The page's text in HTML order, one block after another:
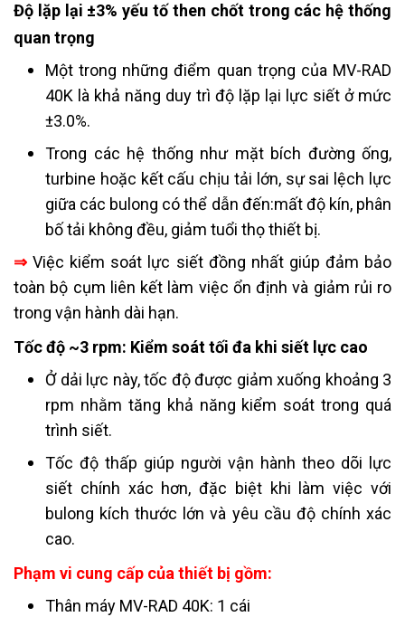
Độ lặp lại ±3% yếu tố then chốt trong các hệ thống
quan trọng
Một trong những điểm quan trọng của MV-RAD
40K là khả năng duy trì độ lặp lại lực siết ở mức
±3.0%.
Trong các hệ thống như mặt bích đường ống,
turbine hoặc kết cấu chịu tải lớn, sự sai lệch lực
giữa các bulong có thể dẫn đến:mất độ kín, phân
bố tải không đều, giảm tuổi thọ thiết bị.
⇒ Việc kiểm soát lực siết đồng nhất giúp đảm bảo
toàn bộ cụm liên kết làm việc ổn định và giảm rủi ro
trong vận hành dài hạn.
Tốc độ ~3 rpm: Kiểm soát tối đa khi siết lực cao
Ở dải lực này, tốc độ được giảm xuống khoảng 3
rpm nhằm tăng khả năng kiểm soát trong quá
trình siết.
Tốc độ thấp giúp người vận hành theo dõi lực
siết chính xác hơn, đặc biệt khi làm việc với
bulong kích thước lớn và yêu cầu độ chính xác
cao.
Phạm vi cung cấp của thiết bị gồm:
Thân máy MV-RAD 40K: 1 cái